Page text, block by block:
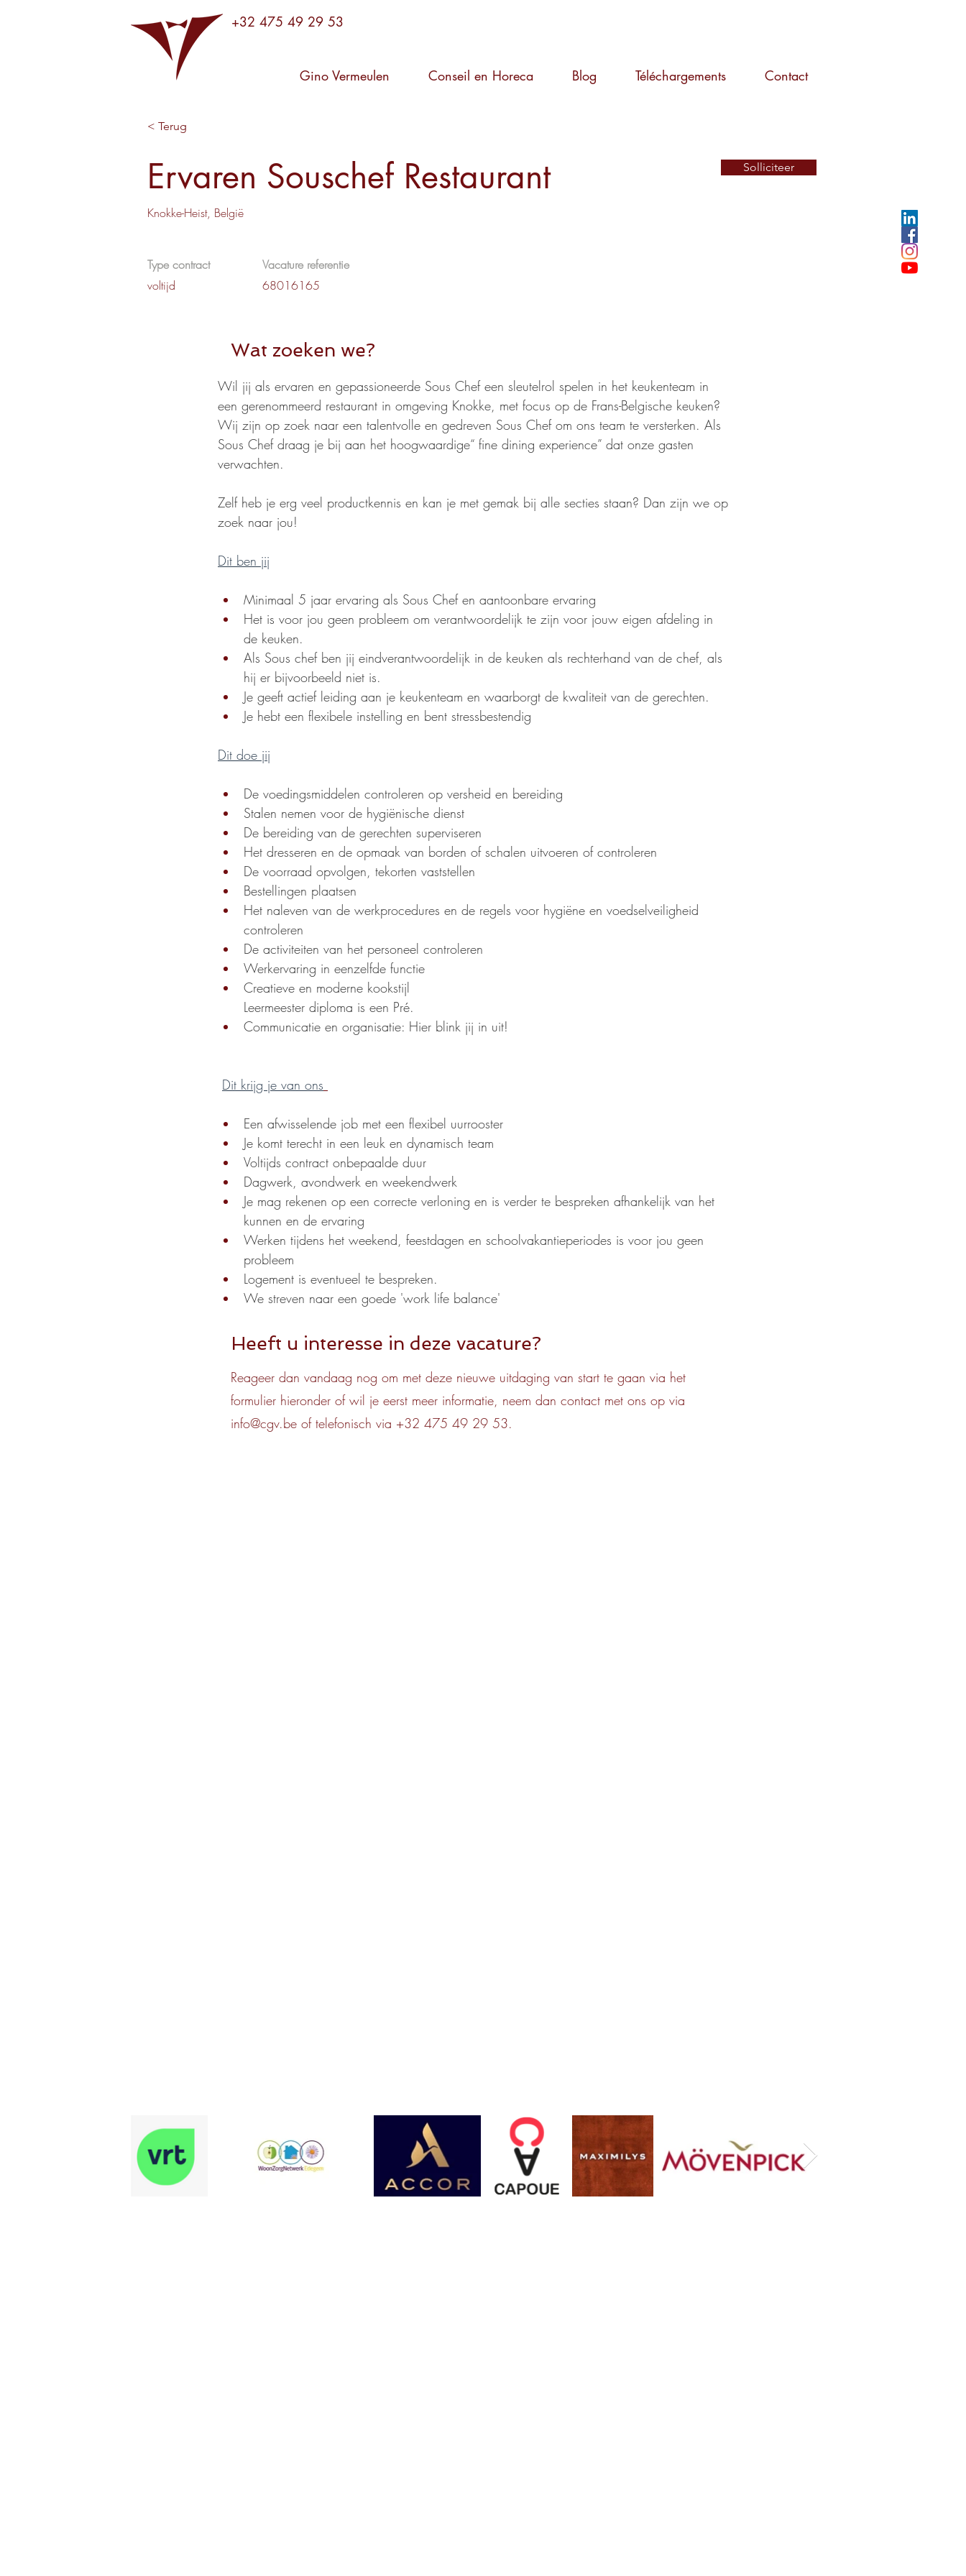
+32 475 49 29 53
Gino Vermeulen Conseil en Horeca Blog Téléchargements Contact
< Terug
Ervaren Souschef Restaurant Solliciteer
Knokke-Heist, België
Type contract
Vacature referentie
voltijd
68016165
Wat zoeken we?
Wil jij als ervaren en gepassioneerde Sous Chef een sleutelrol spelen in het keukenteam in
een gerenommeerd restaurant in omgeving Knokke, met focus op de Frans-Belgische keuken?
Wij zijn op zoek naar een talentvolle en gedreven Sous Chef om ons team te versterken. Als
Sous Chef draag je bij aan het hoogwaardige“ fine dining experience” dat onze gasten
verwachten.
Zelf heb je erg veel productkennis en kan je met gemak bij alle secties staan? Dan zijn we op
zoek naar jou!
Dit ben jij
Minimaal 5 jaar ervaring als Sous Chef en aantoonbare ervaring
Het is voor jou geen probleem om verantwoordelijk te zijn voor jouw eigen afdeling in
de keuken.
Als Sous chef ben jij eindverantwoordelijk in de keuken als rechterhand van de chef, als
hij er bijvoorbeeld niet is.
Je geeft actief leiding aan je keukenteam en waarborgt de kwaliteit van de gerechten.
Je hebt een flexibele instelling en bent stressbestendig
Dit doe jij
De voedingsmiddelen controleren op versheid en bereiding
Stalen nemen voor de hygiënische dienst
De bereiding van de gerechten superviseren
Het dresseren en de opmaak van borden of schalen uitvoeren of controleren
De voorraad opvolgen, tekorten vaststellen
Bestellingen plaatsen
Het naleven van de werkprocedures en de regels voor hygiëne en voedselveiligheid
controleren
De activiteiten van het personeel controleren
Werkervaring in eenzelfde functie
Creatieve en moderne kookstijl
Leermeester diploma is een Pré.
Communicatie en organisatie: Hier blink jij in uit!
Dit krijg je van ons
Een afwisselende job met een flexibel uurrooster
Je komt terecht in een leuk en dynamisch team
Voltijds contract onbepaalde duur
Dagwerk, avondwerk en weekendwerk
Je mag rekenen op een correcte verloning en is verder te bespreken afhankelijk van het
kunnen en de ervaring
Werken tijdens het weekend, feestdagen en schoolvakantieperiodes is voor jou geen
probleem
Logement is eventueel te bespreken.
We streven naar een goede 'work life balance'
Heeft u interesse in deze vacature?
Reageer dan vandaag nog om met deze nieuwe uitdaging van start te gaan via het
formulier hieronder of wil je eerst meer informatie, neem dan contact met ons op via
info@cgv.be of telefonisch via +32 475 49 29 53.